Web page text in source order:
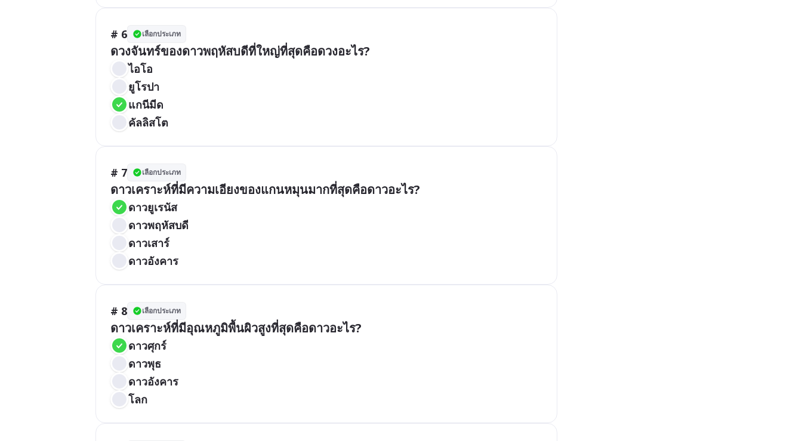
# 6 เลือกประเภท
ดวงจันทร์ของดาวพฤหัสบดีที่ใหญ่ที่สุดคือดวงอะไร?
ไอโอ
ยูโรปา
แกนีมีด
คัลลิสโต
# 7 เลือกประเภท
ดาวเคราะห์ที่มีความเอียงของแกนหมุนมากที่สุดคือดาวอะไร?
ดาวยูเรนัส
ดาวพฤหัสบดี
ดาวเสาร์
ดาวอังคาร
# 8 เลือกประเภท
ดาวเคราะห์ที่มีอุณหภูมิพื้นผิวสูงที่สุดคือดาวอะไร?
ดาวศุกร์
ดาวพุธ
ดาวอังคาร
โลก